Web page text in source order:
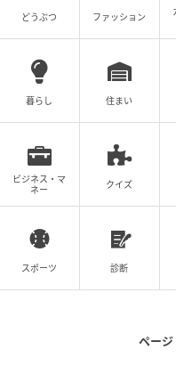
義母との
クリエイター情報
ウーマン
ウーマンエ
の情報サー
ィの情報が
どうぶつ ファッション
暮らし 住まい
ビジネス・マ
ネー
クイズ
スポーツ 診断
ページ